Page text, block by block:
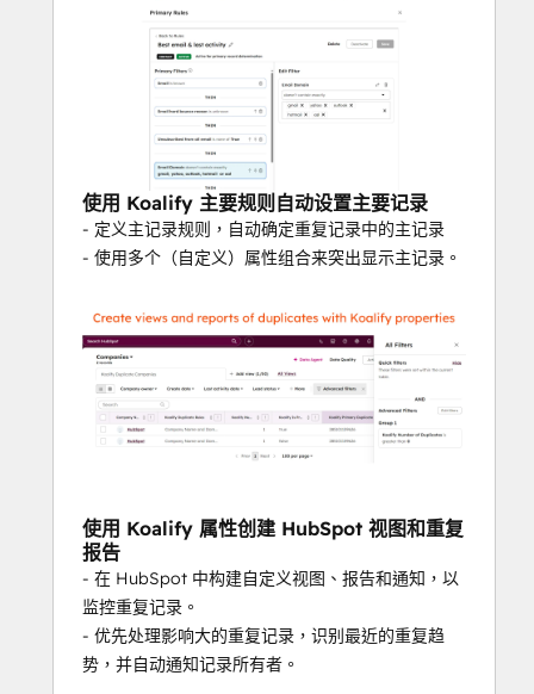
专为 HubSpot 构建
- 完全嵌入，无需外部平
HubSpot 认证应用程序 - 经过 HubSpot 验
证，安全可靠。
总安装量 超过 4,000+
员和 RevOps 团队中增长迅速。
⭐️⭐️⭐️⭐️⭐️
来自 100 多条评论的 5/5 颗星
用户对 Koalify 的 看法：
⭐️⭐️⭐️⭐️⭐️"必备应用程序" Dowling, T.
⭐️⭐️⭐️⭐️⭐️"我发现的最佳重复数据删除工具"
Lebizay, B
准备好消除 HubSpot 中的重
立即安装 Koalify，全面控制重复数据删除和合
并流程。
开始免费试用。
使用 Koalify 主要规则自动设置主要记录
- 定义主记录规则，自动确定重复记录中的主记录
- 使用多个（自定义）属性组合来突出显示主记录。
使用 Koalify 属性创建 HubSpot 视图和重复
报告
- 在 HubSpot 中构建自定义视图、报告和通知，以
监控重复记录。
- 优先处理影响大的重复记录，识别最近的重复趋
势，并自动通知记录所有者。